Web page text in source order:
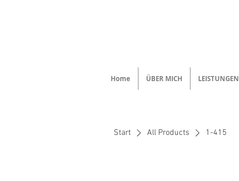
Home ÜBER MICH LEISTUNGEN
Start All Products 1-415